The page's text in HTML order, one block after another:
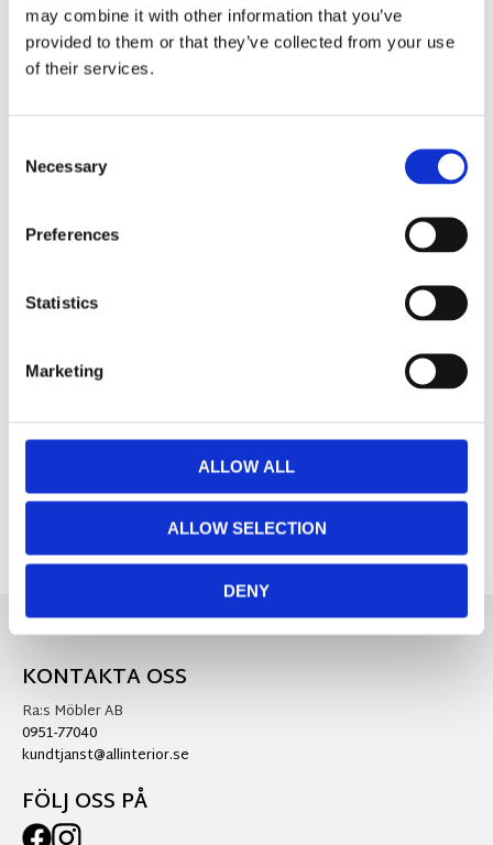
may combine it with other information that you’ve
provided to them or that they’ve collected from your use
of their services.
Selection
Necessary
Preferences
Statistics
Marketing
ALLOW ALL
ALLOW SELECTION
DENY
BESKRIVNING
Svante är en lång och smärt tomte med lurvigt
skägg och luvan på sned. Han älskar paket och att
att smälta in i vårt vackra vinterlandskap.
Tomten Svante är handmålad vilket gör dem
unika, avvikelser mellan bild och produkt kan
förekomma.
MÅTT OCH SPECIFIKATIONER
Visa alla produkter från Nääsgränsgården
KONTAKTA OSS
Ra:s Möbler AB
0951-77040
kundtjanst@allinterior.se
FÖLJ OSS PÅ